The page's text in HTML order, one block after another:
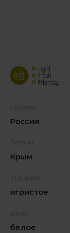
Россия
Крым
игристое
белое